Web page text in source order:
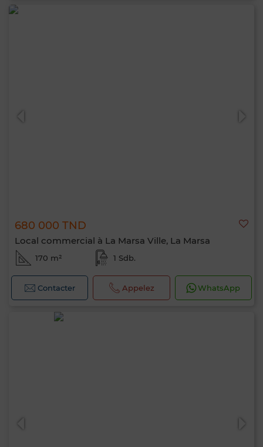
680 000 TND
Local commercial à La Marsa Ville, La Marsa
170 m² 1 Sdb.
Contacter Appelez WhatsApp